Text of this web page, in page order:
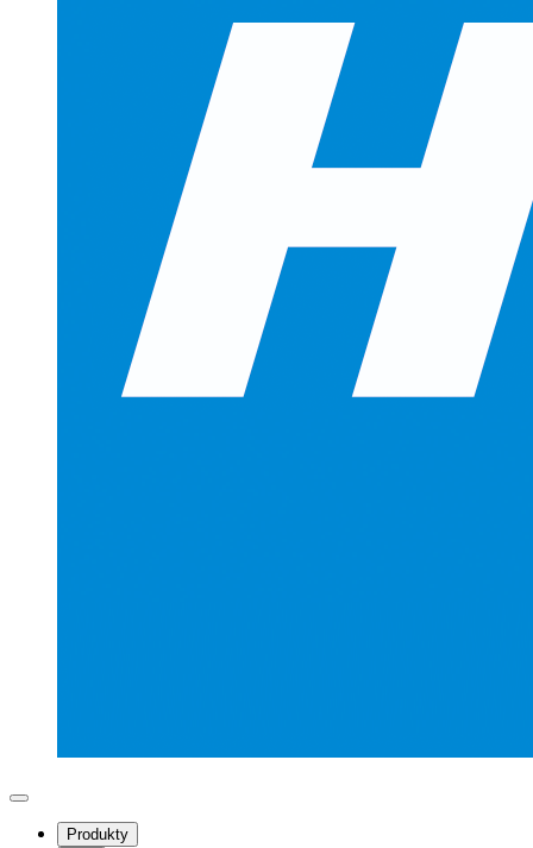
Produkty